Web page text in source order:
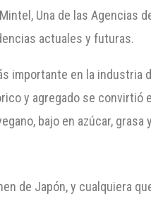
Una de las Agencias
actuales y futuras.
importante en la industria
y agregado se convirtió
bajo en azúcar,
de Japón, y cualquiera